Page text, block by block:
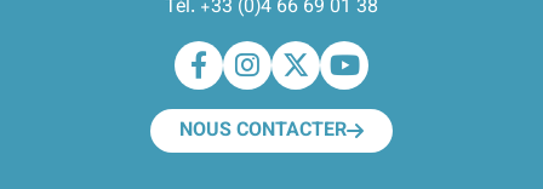
Tél. +33 (0)4 66 69 01 38
NOUS CONTACTER